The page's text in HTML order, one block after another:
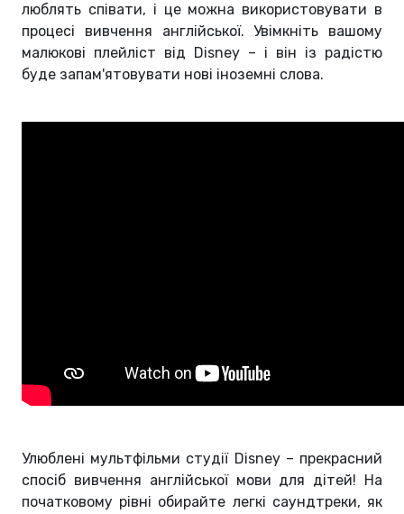
люблять співати, і це можна використовувати в
процесі вивчення англійської. Увімкніть вашому
малюкові плейліст від Disney – і він із радістю
буде запам'ятовувати нові іноземні слова.
Улюблені мультфільми студії Disney – прекрасний
спосіб вивчення англійської мови для дітей! На
початковому рівні обирайте легкі саундтреки, як